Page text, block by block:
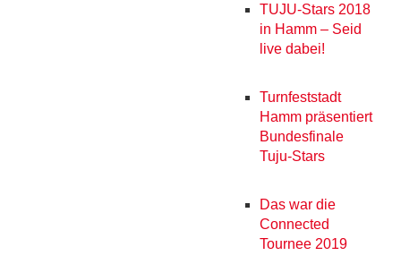
TUJU-Stars 2018
in Hamm – Seid
live dabei!
Turnfeststadt
Hamm präsentiert
Bundesfinale
Tuju-Stars
Das war die
Connected
Tournee 2019